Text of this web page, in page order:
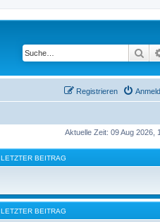
Registrieren
Aktuelle Zeit: 09 Aug 2026,
LETZTER BEITRAG
LETZTER BEITRAG